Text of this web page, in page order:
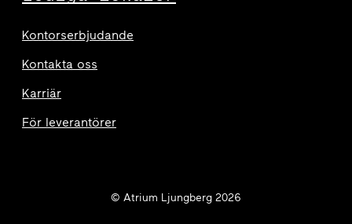
Kontorserbjudande
Kontakta oss
Karriär
För leverantörer
© Atrium Ljungberg 2026